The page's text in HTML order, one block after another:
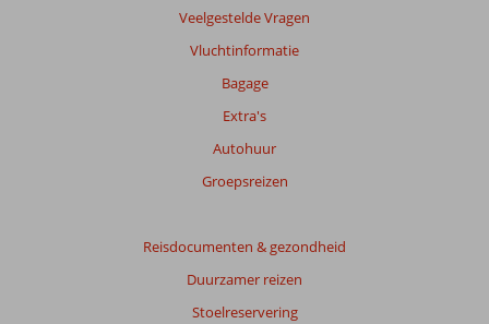
Veelgestelde Vragen
Vluchtinformatie
Bagage
Extra's
Autohuur
Groepsreizen
Reisdocumenten & gezondheid
Duurzamer reizen
Stoelreservering